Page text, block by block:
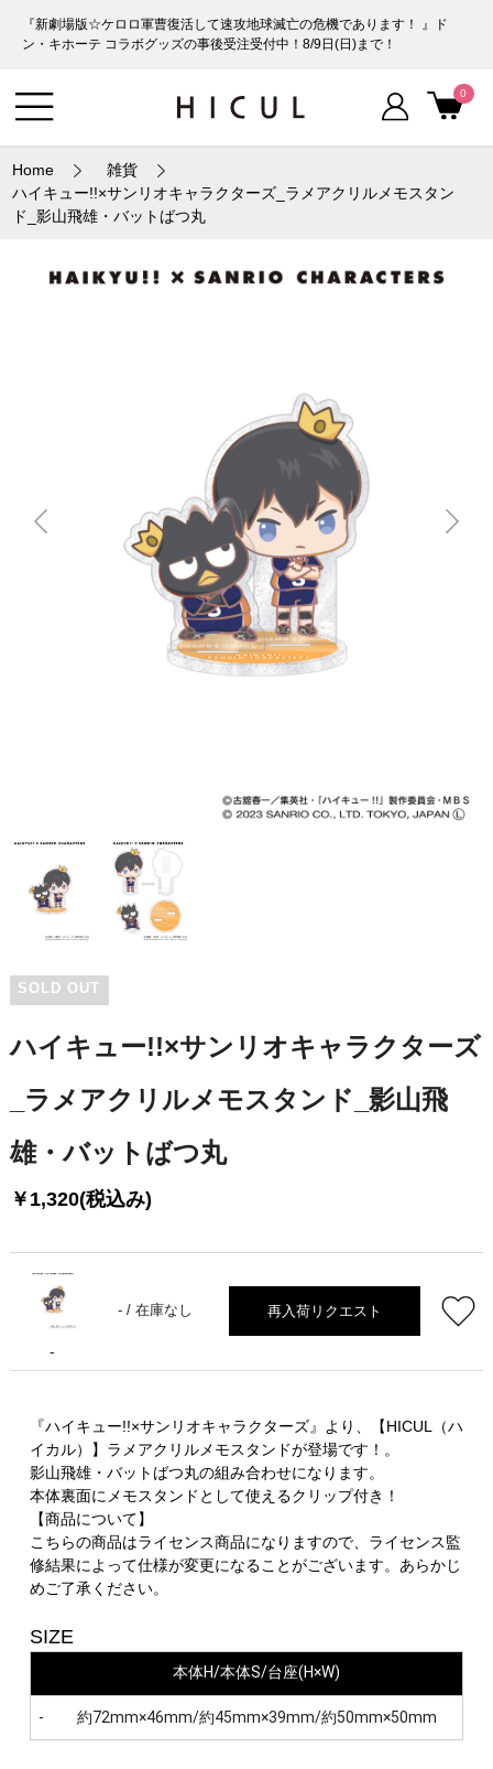
『新劇場版☆ケロロ軍曹復活して速攻地球滅亡の危機であります！ 』ド
ン・キホーテ コラボグッズの事後受注受付中！8/9日(日)まで！
0
Home
雑貨
ハイキュー!!×サンリオキャラクターズ_ラメアクリルメモスタン
ド_影山飛雄・バットばつ丸
SOLD OUT
ハイキュー!!×サンリオキャラクターズ
_ラメアクリルメモスタンド_影山飛
雄・バットばつ丸
￥1,320(税込み)
-
- /在庫なし 再入荷リクエスト
『ハイキュー!!×サンリオキャラクターズ』より、【HICUL（ハ
イカル）】ラメアクリルメモスタンドが登場です！。
影山飛雄・バットばつ丸の組み合わせになります。
本体裏面にメモスタンドとして使えるクリップ付き！
【商品について】
こちらの商品はライセンス商品になりますので、ライセンス監
修結果によって仕様が変更になることがございます。あらかじ
めご了承ください。
SIZE
本体H/本体S/台座(H×W)
- 約72mm×46mm/約45mm×39mm/約50mm×50mm